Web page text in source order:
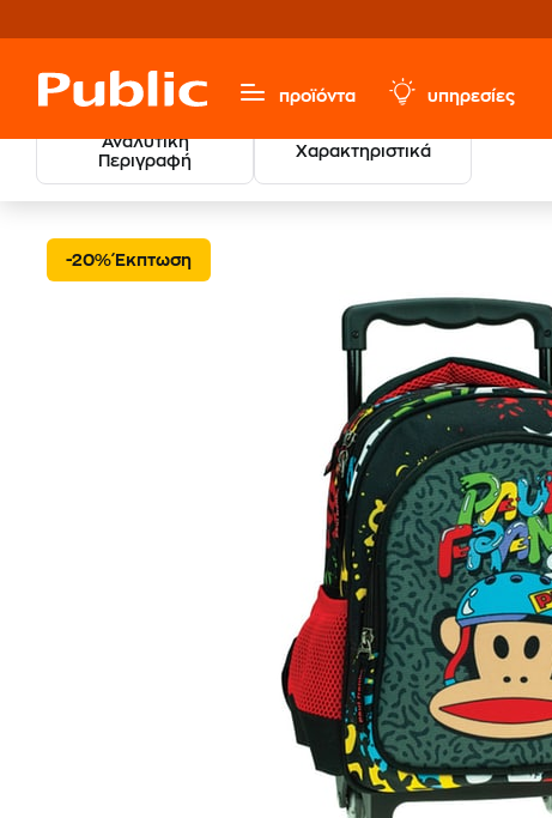
προϊόντα υπηρεσίες
Αναλυτική
Περιγραφή
Χαρακτηριστικά
Σχολικά
-20% Έκπτωση